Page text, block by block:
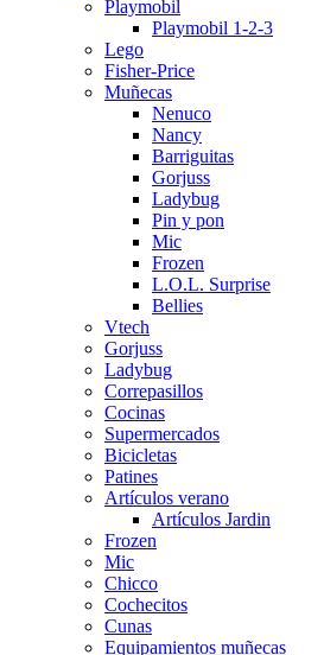
Playmobil
Playmobil 1-2-3
Lego
Fisher-Price
Muñecas
Nenuco
Nancy
Barriguitas
Gorjuss
Ladybug
Pin y pon
Mic
Frozen
L.O.L. Surprise
Bellies
Vtech
Gorjuss
Ladybug
Correpasillos
Cocinas
Supermercados
Bicicletas
Patines
Artículos verano
Artículos Jardin
Frozen
Mic
Chicco
Cochecitos
Cunas
Equipamientos muñecas